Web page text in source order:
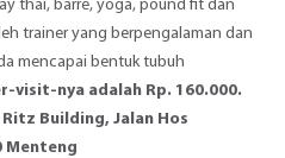
thai, barre, yoga, pound fit dan
trainer yang berpengalaman dan
mencapai bentuk tubuh
visit-nya adalah Rp. 160.000.
Building, Jalan Hos
Menteng